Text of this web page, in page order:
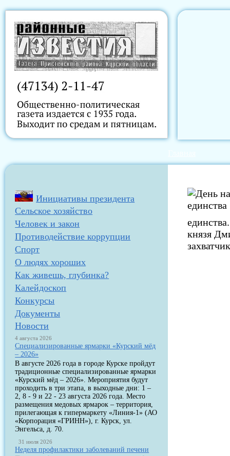
Инициативы президента
Сельское хозяйство
Человек и закон
Противодействие коррупции
Спорт
О людях хороших
Как живешь, глубинка?
Калейдоскоп
Конкурсы
Документы
Новости
4 августа 2026
Специализированные ярмарки «Курский мёд
– 2026»
В августе 2026 года в городе Курске пройдут
традиционные специализированные ярмарки
«Курский мёд – 2026». Мероприятия будут
проходить в три этапа, в выходные дни: 1 –
2, 8 - 9 и 22 - 23 августа 2026 года. Место
размещения медовых ярмарок – территория,
прилегающая к гипермаркету «Линия-1» (АО
«Корпорация «ГРИНН»), г. Курск, ул.
Энгельса, д. 70.
31 июля 2026
Неделя профилактики заболеваний печени
князя